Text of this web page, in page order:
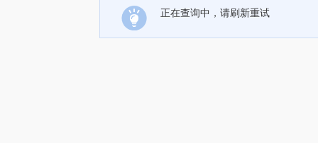
正在查询中，请刷新重试